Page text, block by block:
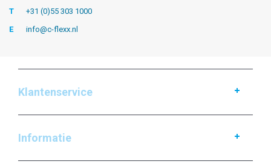
T
+31 (0)55 303 1000
E
info@c-flexx.nl
Klantenservice
Informatie